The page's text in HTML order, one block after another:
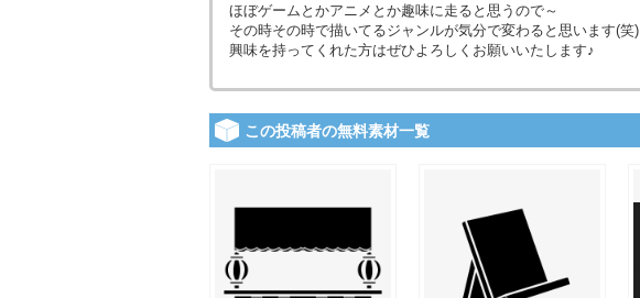
ほぼゲームとかアニメとか趣味に走ると思うので～
その時その時で描いてるジャンルが気分で変わると思います(笑)
興味を持ってくれた方はぜひよろしくお願いいたします♪
この投稿者の無料素材一覧